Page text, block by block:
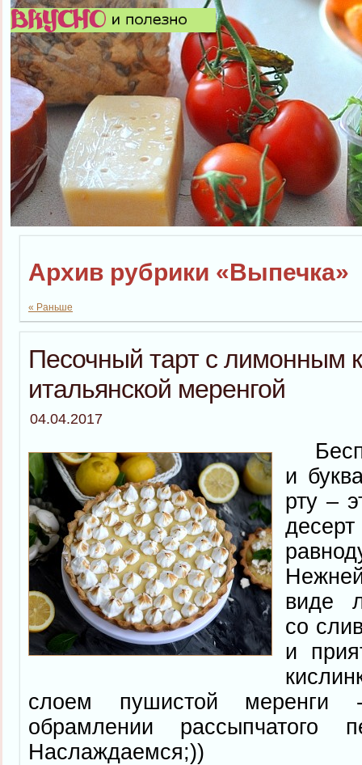
Архив рубрики «Выпечка»
« Раньше
Песочный тарт с лимонным
итальянской меренгой
04.04.2017
и
рту –
виде
со
и
слоем пушистой
обрамлении рассыпчатого
Наслаждаемся;))